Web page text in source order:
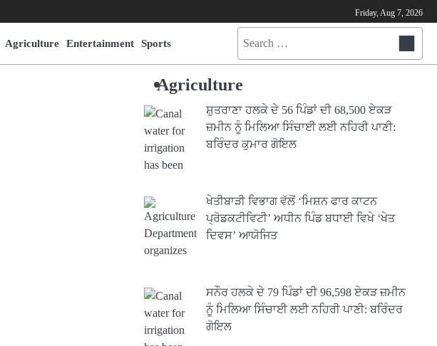
Friday, Aug 7, 2026
Agriculture Entertainment Sports
Search
Agriculture
ਸ਼ੁਤਰਾਣਾ ਹਲਕੇ ਦੇ 56 ਪਿੰਡਾਂ ਦੀ 68,500 ਏਕੜ
ਜ਼ਮੀਨ ਨੂੰ ਮਿਲਿਆ ਸਿੰਚਾਈ ਲਈ ਨਹਿਰੀ ਪਾਣੀ:
ਬਰਿੰਦਰ ਕੁਮਾਰ ਗੋਇਲ
ਖੇਤੀਬਾੜੀ ਵਿਭਾਗ ਵੱਲੋਂ ‘ਮਿਸ਼ਨ ਫਾਰ ਕਾਟਨ
ਪ੍ਰੋਡਕਟੀਵਿਟੀ’ ਅਧੀਨ ਪਿੰਡ ਬਧਾਈ ਵਿਖੇ ‘ਖੇਤ
ਦਿਵਸ’ ਆਯੋਜਿਤ
ਸਨੌਰ ਹਲਕੇ ਦੇ 79 ਪਿੰਡਾਂ ਦੀ 96,598 ਏਕੜ ਜ਼ਮੀਨ
ਨੂੰ ਮਿਲਿਆ ਸਿੰਚਾਈ ਲਈ ਨਹਿਰੀ ਪਾਣੀ: ਬਰਿੰਦਰ
ਗੋਇਲ